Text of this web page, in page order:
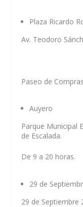
Plaza Ricardo
Av. Teodoro
Paseo de Compras
Auyero
Parque Municipal
de Escalada.
De 9 a 20 horas.
29 de
29 de Septiembre